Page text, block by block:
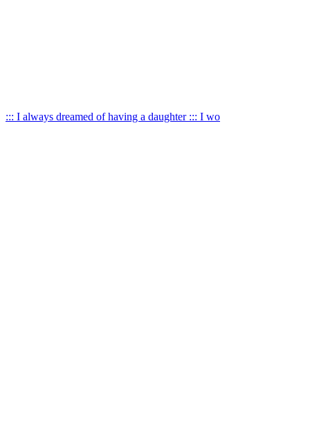
::: I always dreamed of having a daughter ::: I wo